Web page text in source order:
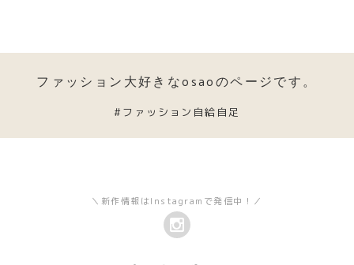
ファッション大好きなosaoのページです。
#ファッション自給自足
＼新作情報はInstagramで発信中！／